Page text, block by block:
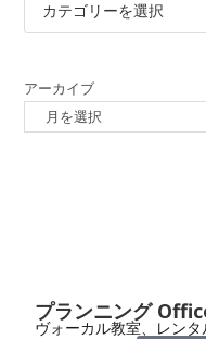
アーカイブ
プランニング
ヴォーカル教室、レン